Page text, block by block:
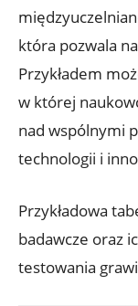
która pozwala‌
Przykładem
w której
nad wspólnymi
‌technologii i
Przykładowa
badawcze oraz
testowania⁢